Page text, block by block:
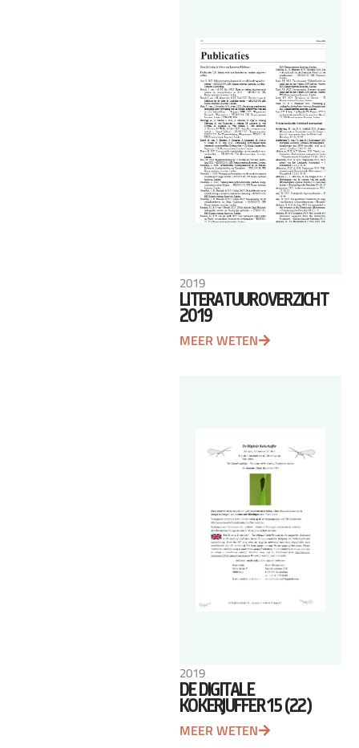
2019
LITERATUUROVERZICHT
2019
MEER WETEN
2019
DE DIGITALE
KOKERJUFFER 15 (22)
MEER WETEN